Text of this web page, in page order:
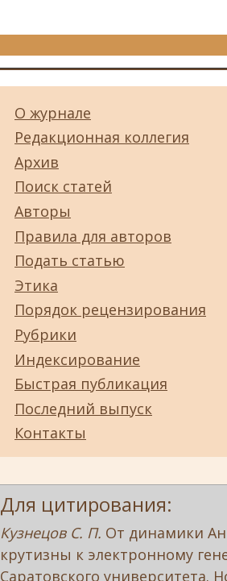
О журнале
Редакционная коллегия
Архив
Поиск статей
Авторы
Правила для авторов
Подать статью
Этика
Порядок рецензирования
Рубрики
Индексирование
Быстрая публикация
Последний выпуск
Контакты
Для цитирования:
Кузнецов С. П. От динамики
крутизны к электронному
Саратовского университета.